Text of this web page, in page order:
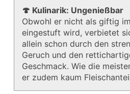
🍄 Kulinarik: Ungenießbar
Obwohl er nicht als giftig
eingestuft wird, verbietet
allein schon durch den
Geruch und den
Geschmack. Wie die
er zudem kaum